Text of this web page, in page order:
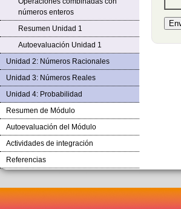
números enteros
Resumen Unidad 1
Autoevaluación Unidad 1
Unidad 2: Números Racionales
Unidad 3: Números Reales
Unidad 4: Probabilidad
Resumen de Módulo
Autoevaluación del Módulo
Actividades de integración
Referencias